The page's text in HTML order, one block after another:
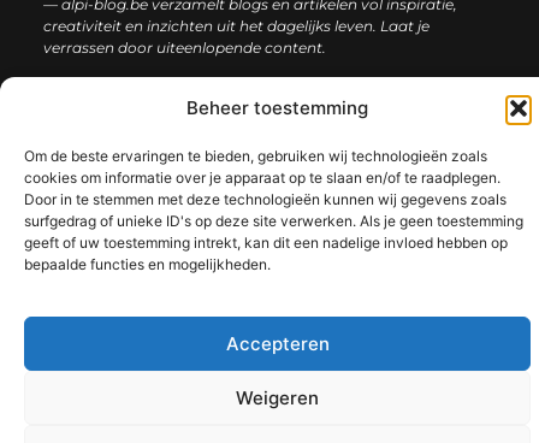
Beheer toestemming
Om de beste ervaringen te bieden, gebruiken wij technologieën zoals
cookies om informatie over je apparaat op te slaan en/of te raadplegen.
Door in te stemmen met deze technologieën kunnen wij gegevens zoals
surfgedrag of unieke ID's op deze site verwerken. Als je geen toestemming
geeft of uw toestemming intrekt, kan dit een nadelige invloed hebben op
bepaalde functies en mogelijkheden.
Accepteren
Weigeren
— alpi-blog.be verzamelt blogs en artikelen vol inspiratie,
creativiteit en inzichten uit het dagelijks leven. Laat je
verrassen door uiteenlopende content.
Bericht categorie